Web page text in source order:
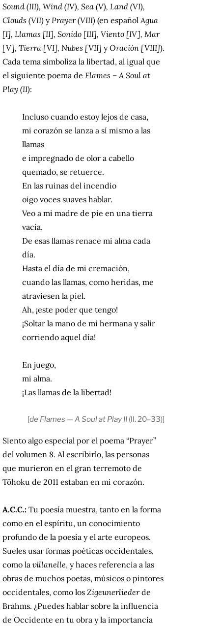
Sound (III), Wind (IV), Sea (V), Land (VI),
Clouds (VII) yPrayer (VIII) (en españolAgua
[I], Llamas [II], Sonido [III], Viento [IV], Mar
[V], Tierra [VI], Nubes [VII] yOración [VIII]).
Cada tema simboliza la libertad, al igual que
el siguiente poema de Flames – A Soul at
Play (II):
Incluso cuando estoy lejos de casa,
mi corazón se lanza a sí mismo a las
llamas
e impregnado de olor a cabello
quemado, se retuerce.
En las ruinas del incendio
oigo voces suaves hablar.
Veo a mi madre de pie en una tierra
vacía.
De esas llamas renace mi alma cada
día.
Hasta el día de mi cremación,
cuando las llamas, como heridas, me
atraviesen la piel.
Ah, ¡este poder que tengo!
¡Soltar la mano de mi hermana y salir
corriendo aquel día!
En juego,
mi alma.
¡Las llamas de la libertad!
[de Flames — A Soul at Play II (ll. 20–33)]
Siento algo especial por el poema “Prayer”
del volumen 8. Al escribirlo, las personas
que murieron en el gran terremoto de
Tōhoku de 2011 estaban en mi corazón.
A.C.C.: Tu poesía muestra, tanto en la forma
como en el espíritu, un conocimiento
profundo de la poesía y el arte europeos.
Sueles usar formas poéticas occidentales,
como la villanelle, y haces referencia a las
obras de muchos poetas, músicos o pintores
occidentales, como los Zigeunerliederde
Brahms. ¿Puedes hablar sobre la influencia
de Occidente en tu obra y la importancia